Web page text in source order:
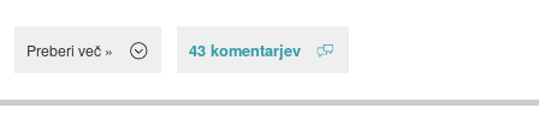
Preberi več » 43 komentarjev